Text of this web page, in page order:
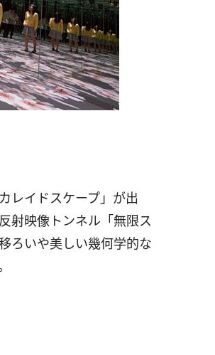
レイドスケープ」が出
射映像トンネル「無限ス
ろいや美しい幾何学的な